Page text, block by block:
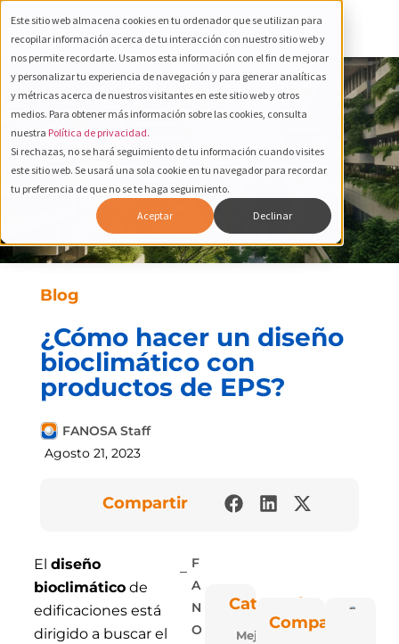
Este sitio web almacena cookies en tu ordenador que se utilizan para
recopilar información acerca de tu interacción con nuestro sitio web y
nos permite recordarte. Usamos esta información con el fin de mejorar
y personalizar tu experiencia de navegación y para generar analíticas
y métricas acerca de nuestros visitantes en este sitio web y otros
medios. Para obtener más información sobre las cookies, consulta
nuestra Política de privacidad.
Si rechazas, no se hará seguimiento de tu información cuando visites
este sitio web. Se usará una sola cookie en tu navegador para recordar
tu preferencia de que no se te haga seguimiento.
Aceptar Declinar
Blog
¿Cómo hacer un diseño
bioclimático con
productos de EPS?
FANOSA Staff
Agosto 21, 2023
Compartir
El diseño
bioclimáticode
edificaciones está
dirigido a buscar el
F
A
N
O
Categorías
Mejora
Compartir